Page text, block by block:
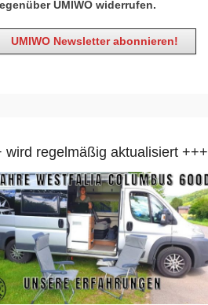
UMIWO widerrufen.
wird regelmäßig aktualisiert +++